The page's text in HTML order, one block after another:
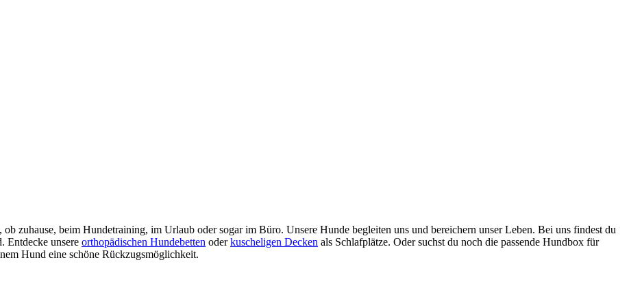
zuhause, beim Hundetraining, im Urlaub oder sogar im Büro. Unsere Hunde begleiten uns und bereichern unser Leben. Bei uns findest du
Entdecke unsere orthopädischen Hundebetten oderkuscheligen Decken als Schlafplätze. Oder suchst du noch die passende Hundbox für
Hund eine schöne Rückzugsmöglichkeit.